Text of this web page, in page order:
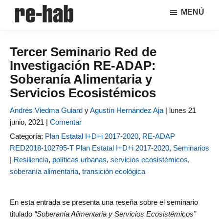
lateral
principal
│
Crisis
urbana,
rehabilitación
y
regeneración
difusión
y
discusión
sobre
la
adaptación
de
nuestras
ciudades
a
los
urbanos
del Grupo
MENÚ
Tercer Seminario Red de
Investigación RE-ADAP:
Soberanía Alimentaria y
Servicios Ecosistémicos
Andrés Viedma Guiard yAgustín Hernández Aja | lunes 21
junio, 2021 | Comentar
Categoría: Plan Estatal I+D+i 2017-2020, RE-ADAP
RED2018-102795-T Plan Estatal I+D+i 2017-2020, Seminarios
| Resiliencia, políticas urbanas, servicios ecosistémicos,
soberanía alimentaria, transición ecológica
En esta entrada se presenta una reseña sobre el seminario
titulado “Soberanía Alimentaria y Servicios Ecosistémicos”